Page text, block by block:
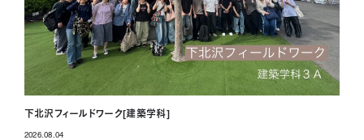
下北沢フィールドワーク[建築学科]
2026.08.04